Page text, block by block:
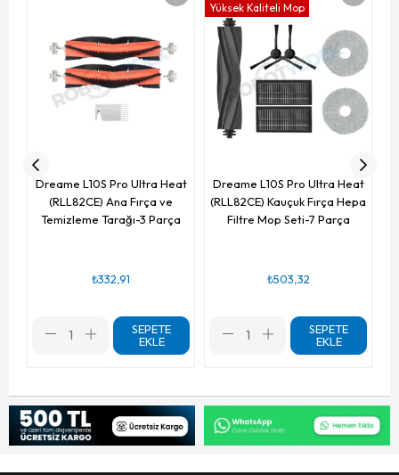
Dreame L10S Pro Ultra Heat
(RLL82CE) Ana Fırça ve
Temizleme Tarağı-3 Parça
₺332,91
SEPETE
EKLE
Dreame L10S Pro Ultra Heat
(RLL82CE) Kauçuk Fırça Hepa
Filtre Mop Seti-7 Parça
₺503,32
SEPETE
EKLE
Yüksek Kaliteli Mop